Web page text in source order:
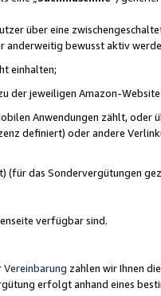
über eine
bewusst aktiv
einhalten;
der jeweiligen Amazon-
Anwendungen zählt, oder
definiert) oder andere
(für das Sondervergütungen
verfügbar sind.
Vereinbarung zahlen wir Ihnen
erfolgt anhand eines